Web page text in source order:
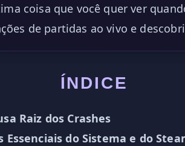
coisa que você quer ver
de partidas ao vivo e
ÍNDICE
Raiz dos Crashes
Essenciais do Sistema e do